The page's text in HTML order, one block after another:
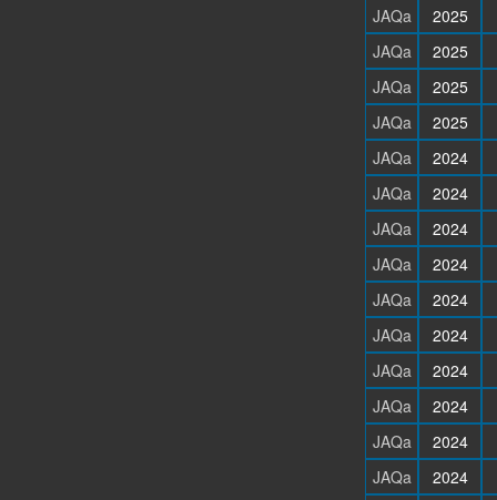
JAQa
2025
JAQa
2025
JAQa
2025
JAQa
2025
JAQa
2024
JAQa
2024
JAQa
2024
JAQa
2024
JAQa
2024
JAQa
2024
JAQa
2024
JAQa
2024
JAQa
2024
JAQa
2024